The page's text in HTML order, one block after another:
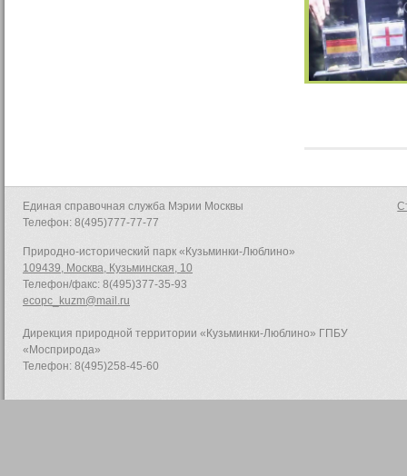
Единая справочная служба Мэрии Москвы
Телефон: 8(495)777-77-77
Природно-исторический парк «Кузьминки-Люблино»
109439, Москва, Кузьминская, 10
Телефон/факс: 8(495)377-35-93
ecopc_kuzm@mail.ru
Дирекция природной территории «Кузьминки-Люблино» ГПБУ
«Мосприрода»
Телефон: 8(495)258-45-60